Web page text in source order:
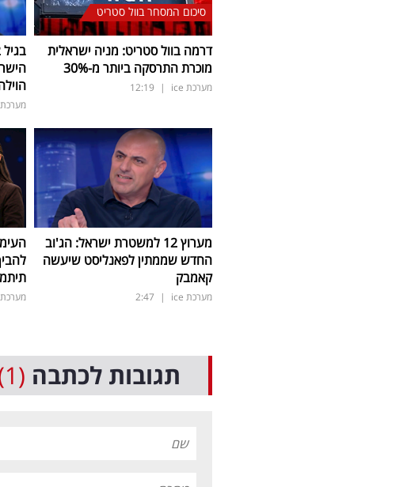
סיכום המסחר בוול סטריט
דרמה בוול סטריט: מניה ישראלית
מוכרת התרסקה ביותר מ-30%
מערכת ice |
12:19
מערכת ice
מערוץ 12 למשטרת ישראל: הג'וב
החדש שממתין לפאנליסט שיעשה
קאמבק
מערכת ice |
2:47 מערכת ice
תגובות לכתבה (1)